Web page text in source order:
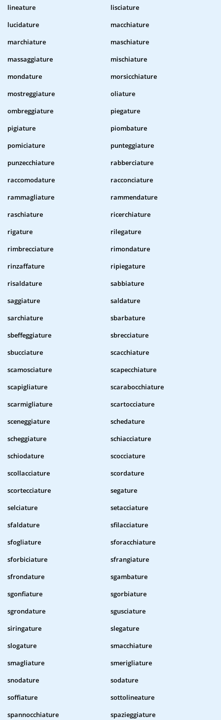
lineature
lisciature
lucidature
macchiature
marchiature
maschiature
massaggiature
mischiature
mondature
morsicchiature
mostreggiature
oliature
ombreggiature
piegature
pigiature
piombature
pomiciature
punteggiature
punzecchiature
rabberciature
raccomodature
racconciature
rammagliature
rammendature
raschiature
ricerchiature
rigature
rilegature
rimbrecciature
rimondature
rinzaffature
ripiegature
risaldature
sabbiature
saggiature
saldature
sarchiature
sbarbature
sbeffeggiature
sbrecciature
sbucciature
scacchiature
scamosciature
scapecchiature
scapigliature
scarabocchiature
scarmigliature
scartocciature
sceneggiature
schedature
scheggiature
schiacciature
schiodature
scocciature
scollacciature
scordature
scortecciature
segature
selciature
setacciature
sfaldature
sfilacciature
sfogliature
sforacchiature
sforbiciature
sfrangiature
sfrondature
sgambature
sgonfiature
sgorbiature
sgrondature
sgusciature
siringature
slegature
slogature
smacchiature
smagliature
smerigliature
snodature
sodature
soffiature
sottolineature
spannocchiature
spazieggiature